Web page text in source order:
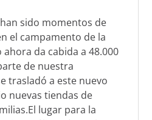
sido momentos de
el campamento de la
da cabida a 48.000
de nuestra
trasladó a este nuevo
nuevas tiendas de
lugar para la